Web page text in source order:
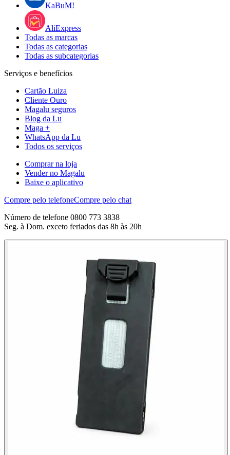
KaBuM!
AliExpress
Todas as marcas
Todas as categorias
Todas as subcategorias
Serviços e benefícios
Cartão Luiza
Cliente Ouro
Magalu seguros
Blog da Lu
Maga +
WhatsApp da Lu
Todos os serviços
Comprar na loja
Vender no Magalu
Baixe o aplicativo
Compre pelo telefoneCompre pelo chat
Número de telefone 0800 773 3838
Seg. à Dom. exceto feriados das 8h às 20h